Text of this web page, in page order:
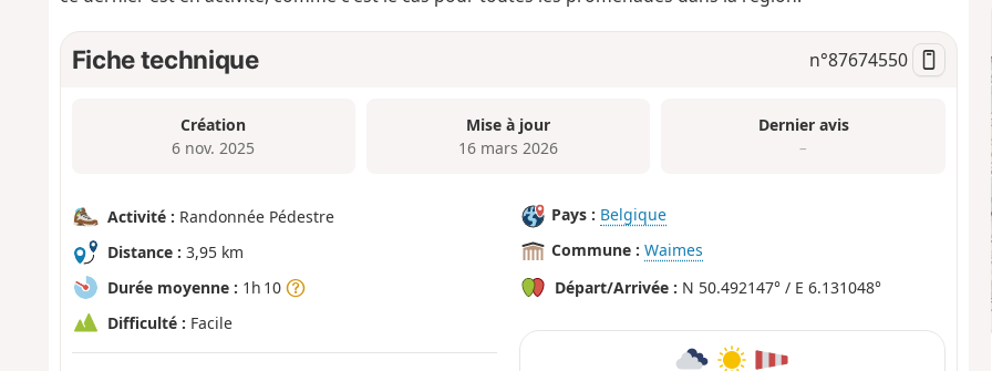
Fiche technique n°87674550
Création
6 nov. 2025
Mise à jour
16 mars 2026
Dernier avis
–
Activité : Randonnée Pédestre
Distance : 3,95 km
Durée moyenne : 1h 10
Difficulté : Facile
Pays : Belgique
Commune : Waimes
Départ/Arrivée : N 50.492147° / E 6.131048°